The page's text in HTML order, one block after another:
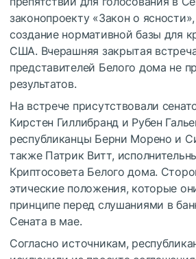
законопроекту «Закон о
создание нормативной базы для
США. Вчерашняя закрытая
представителей Белого дома не
результатов.
На встрече присутствовали
Кирстен Гиллибранд и Рубен
республиканцы Берни Морено и
также Патрик Витт,
Криптосовета Белого дома.
этические положения, которые
принципе перед слушаниями в
Сената в мае.
Согласно источникам,